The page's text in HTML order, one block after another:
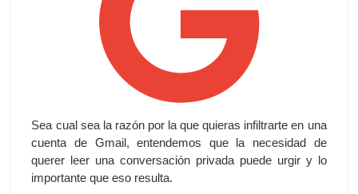
Sea cual sea la razón por la que quieras infiltrarte en una
cuenta de Gmail, entendemos que la necesidad de
querer leer una conversación privada puede urgir y lo
importante que eso resulta.